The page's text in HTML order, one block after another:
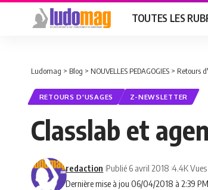
TOUTES LES
Ludomag > Blog > NOUVELLES PEDAGOGIES > Retours
RETOURS D'USAGES Z-NEWSLETTER
Classlab et
Dernière mise à jou 06/04/2018 à 2:39 PM
redaction Publié 6 avril 2018 4.4K Vues